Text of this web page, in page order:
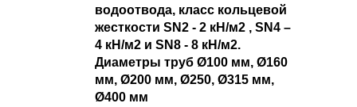
водоотвода, класс кольцевой
жесткости SN2 - 2 кН/м2 , SN4 –
4 кН/м2 и SN8 - 8 кН/м2.
Диаметры труб Ø100 мм, Ø160
мм, Ø200 мм, Ø250, Ø315 мм,
Ø400 мм